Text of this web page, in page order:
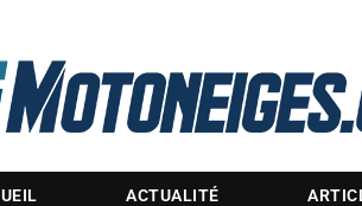
Motoneiges.ca
ACTUALITÉ